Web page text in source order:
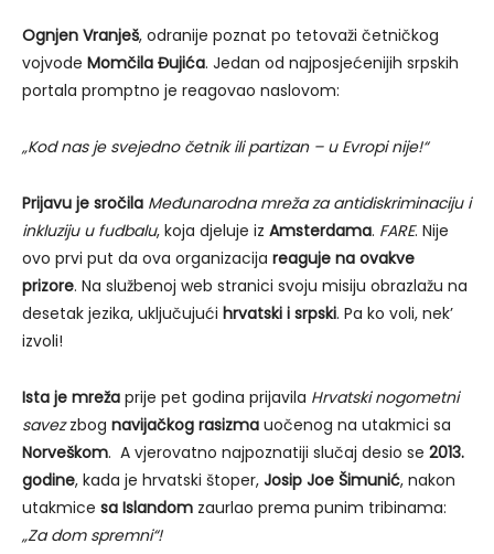
Ognjen Vranješ, odranije poznat po tetovaži četničkog
vojvode Momčila Đujića. Jedan od najposjećenijih srpskih
portala promptno je reagovao naslovom:
„Kod nas je svejedno četnik ili partizan – u Evropi nije!“
Prijavu je sročila Međunarodna mreža za antidiskriminaciju i
inkluziju u fudbalu, koja djeluje iz Amsterdama. FARE. Nije
ovo prvi put da ova organizacija reaguje na ovakve
prizore. Na službenoj web stranici svoju misiju obrazlažu na
desetak jezika, uključujući hrvatski i srpski. Pa ko voli, nek’
izvoli!
Ista je mreža prije pet godina prijavila Hrvatski nogometni
savezzbog navijačkog rasizma uočenog na utakmici sa
Norveškom. A vjerovatno najpoznatiji slučaj desio se 2013.
godine, kada je hrvatski štoper, Josip Joe Šimunić, nakon
utakmice sa Islandom zaurlao prema punim tribinama:
„Za dom spremni“!